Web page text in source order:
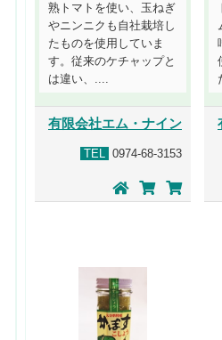
熟トマトを使い、玉ねぎ
やニンニクも自社栽培し
たものを使用していま
す。従来のケチャップと
は違い、....
有限会社エム・ナイン
TEL 0974-68-3153